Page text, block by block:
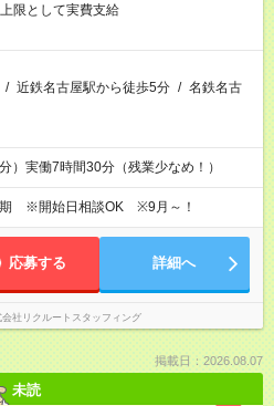
限として実費支給
/ 近鉄名古屋駅から徒歩5分 / 名鉄名古
）実働7時間30分（残業少なめ！）
期 ※開始日相談OK ※9月～！
応募する 詳細へ
会社リクルートスタッフィング
掲載日：2026.08.07
未読